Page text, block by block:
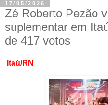
17/05/2026
Zé Roberto Pezão
suplementar em
de 417 votos
Itaú/RN